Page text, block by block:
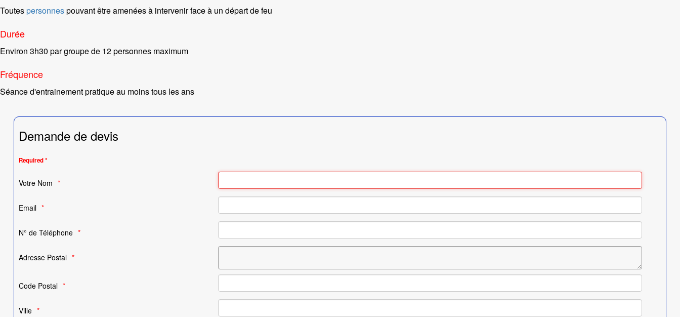
Toutespersonnespouvant être amenées à intervenir face à un départ de feu
Durée
Environ 3h30 par groupe de 12 personnes maximum
Fréquence
Séance d'entrainement pratique au moins tous les ans
Demande de devis
Required *
Votre Nom
Email
N° de Téléphone
Adresse Postal
Code Postal
Ville